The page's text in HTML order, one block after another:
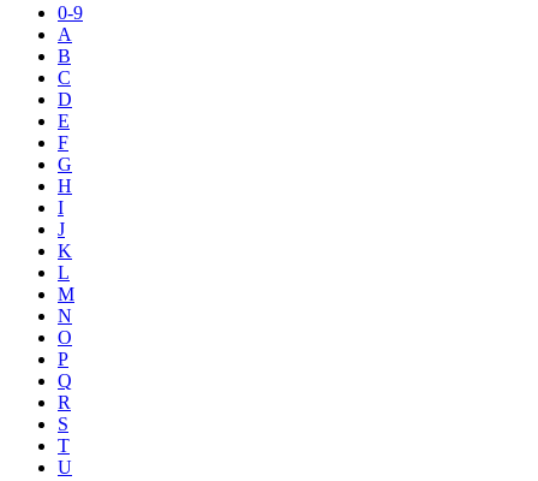
0-9
A
B
C
D
E
F
G
H
I
J
K
L
M
N
O
P
Q
R
S
T
U